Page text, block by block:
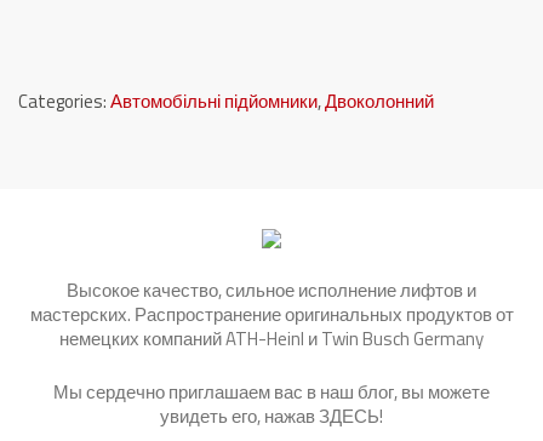
Categories:Автомобільні підйомники,Двоколонний
Высокое качество, сильное исполнение лифтов и
мастерских. Распространение оригинальных продуктов от
немецких компаний ATH-Heinl и Twin Busch Germany
Мы сердечно приглашаем вас в наш блог, вы можете
увидеть его, нажавЗДЕСЬ!